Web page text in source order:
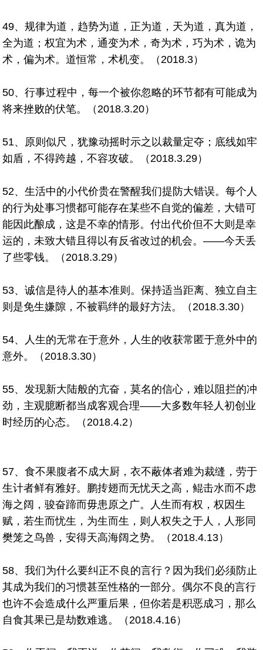
49、规律为道，趋势为道，正为道，天为道，真为道，
全为道；权宜为术，通变为术，奇为术，巧为术，诡为
术，偏为术。道恒常，术机变。（2018.3）
50、行事过程中，每一个被你忽略的环节都有可能成为
将来挫败的伏笔。（2018.3.20）
51、原则似尺，犹豫动摇时示之以裁量定夺；底线如牢
如盾，不得跨越，不容攻破。（2018.3.29）
52、生活中的小代价贵在警醒我们提防大错误。每个人
的行为处事习惯都可能存在某些不自觉的偏差，大错可
能因此酿成，这是不幸的情形。付出代价但不大则是幸
运的，未致大错且得以有反省改过的机会。——今天丢
了些零钱。（2018.3.29）
53、诚信是待人的基本准则。保持适当距离、独立自主
则是免生嫌隙，不被羁绊的最好方法。（2018.3.30）
54、人生的无常在于意外，人生的收获常匿于意外中的
意外。（2018.3.30）
55、发现新大陆般的亢奋，莫名的信心，难以阻拦的冲
劲，主观臆断都当成客观合理——大多数年轻人初创业
时经历的心态。（2018.4.2）
57、食不果腹者不成大厨，衣不蔽体者难为裁缝，劳于
生计者鲜有雅好。鹏抟翅而无忧天之高，鲲击水而不虑
海之阔，骏奋蹄而毋患原之广。人生而有权，权因生
赋，若生而忧生，为生而生，则人权失之于人，人形同
樊笼之鸟兽，安得天高海阔之势。（2018.4.13）
58、我们为什么要纠正不良的言行？因为我们必须防止
其成为我们的习惯甚至性格的一部分。偶尔不良的言行
也许不会造成什么严重后果，但你若是积恶成习，那么
自食其果已是劫数难逃。（2018.4.16）